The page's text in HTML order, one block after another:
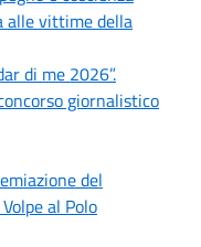
alle vittime della
di me 2026”.
giornalistico
del
al Polo